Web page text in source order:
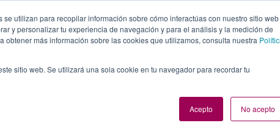
utilizan para recopilar información sobre cómo interactúas con nuestro sitio
y personalizar tu experiencia de navegación y para el análisis y la medición de
más información sobre las cookies que utilizamos, consulta nuestra
sitio web. Se utilizará una sola cookie en tu navegador para recordar tu
Acepto No acepto
QUIÉNES SOMOS TE OFRECEMOS PLANES NUESTROS
Buscar